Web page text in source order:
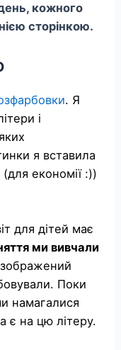
кожного
сторінкою.
. Я
і
я вставила
економії :))
для дітей має
ми вивчали
зображений
Поки
намагалися
є на цю літеру.